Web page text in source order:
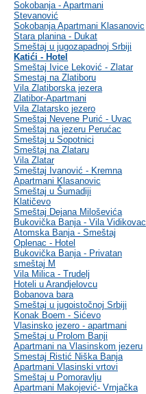
Sokobanja - Apartmani
Stevanović
Sokobanja Apartmani Klasanovic
Stara planina - Dukat
Smeštaj u jugozapadnoj Srbiji
Katići - Hotel
Smeštaj Ivice Leković - Zlatar
Smestaj na Zlatiboru
Vila Zlatiborska jezera
Zlatibor-Apartmani
Vila Zlatarsko jezero
Smeštaj Nevene Purić - Uvac
Smeštaj na jezeru Perućac
Smeštaj u Sopotnici
Smeštaj na Zlataru
Vila Zlatar
Smeštaj Ivanović - Kremna
Apartmani Klasanovic
Smeštaj u Šumadiji
Klatičevo
Smeštaj Dejana Miloševića
Bukovička Banja - Vila Vidikovac
Atomska Banja - Smeštaj
Oplenac - Hotel
Bukovička Banja - Privatan
smeštaj M
Vila Milica - Trudelj
Hoteli u Arandjelovcu
Bobanova bara
Smeštaj u jugoistočnoj Srbiji
Konak Boem - Sićevo
Vlasinsko jezero - apartmani
Smeštaj u Prolom Banji
Apartmani na Vlasinskom jezeru
Smestaj Ristić Niška Banja
Apartmani Vlasinski vrtovi
Smeštaj u Pomoravlju
Apartmani Makojević- Vrnjačka